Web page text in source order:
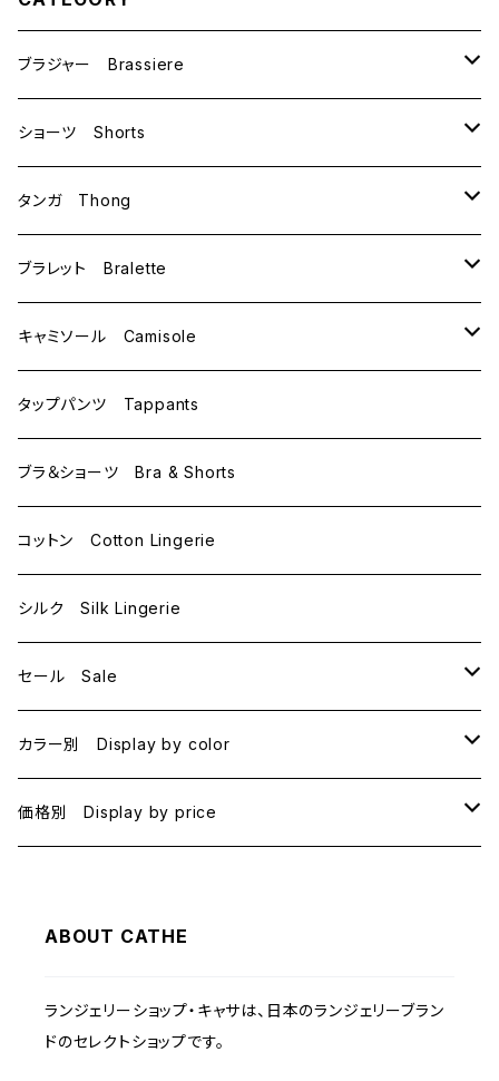
ブラジャー Brassiere
B70
B75
C65
C70
C75
D65
D70
E70
ショーツ Shorts
M
L
タンガ Thong
M
ブラレット Bralette
M
L
キャミソール Camisole
M
L
タップパンツ Tappants
ブラ＆ショーツ Bra & Shorts
コットン Cotton Lingerie
シルク Silk Lingerie
セール Sale
B70
B75
C70
C75
カラー別 Display by color
BLACK
BEIGE
NAVY
価格別 Display by price
1000~
2000~
ABOUT CATHE
ランジェリーショップ・キャサは、日本のランジェリーブラン
ドのセレクトショップです。